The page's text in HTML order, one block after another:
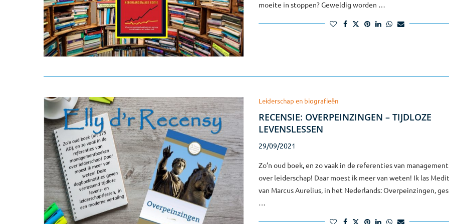
moeite in stoppen? Geweldig worden …
Leiderschap en biografieën
RECENSIE: OVERPEINZINGEN – TIJDLOZE
LEVENSLESSEN
29/09/2021
Zo’n oud boek, en zo vaak in de referenties van
over leiderschap! Daar moest ik meer van weten! Ik las
van Marcus Aurelius, in het Nederlands: Overpeinzingen,